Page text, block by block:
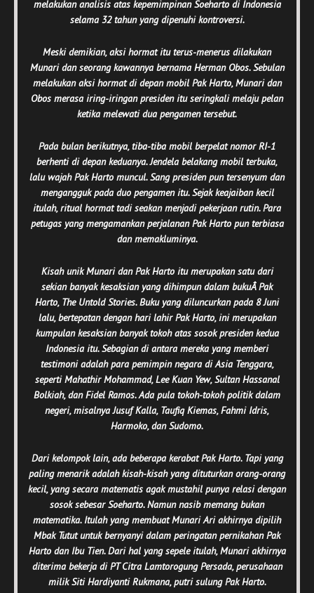
melakukan analisis atas kepemimpinan Soeharto di Indonesia
selama 32 tahun yang dipenuhi kontroversi.
Meski demikian, aksi hormat itu terus-menerus dilakukan
Munari dan seorang kawannya bernama Herman Obos. Sebulan
melakukan aksi hormat di depan mobil Pak Harto, Munari dan
Obos merasa iring-iringan presiden itu seringkali melaju pelan
ketika melewati dua pengamen tersebut.
Pada bulan berikutnya, tiba-tiba mobil berpelat nomor RI-1
berhenti di depan keduanya. Jendela belakang mobil terbuka,
lalu wajah Pak Harto muncul. Sang presiden pun tersenyum dan
mengangguk pada duo pengamen itu. Sejak keajaiban kecil
itulah, ritual hormat tadi seakan menjadi pekerjaan rutin. Para
petugas yang mengamankan perjalanan Pak Harto pun terbiasa
dan memakluminya.
Kisah unik Munari dan Pak Harto itu merupakan satu dari
sekian banyak kesaksian yang dihimpun dalam bukuÂPak
Harto, The Untold Stories. Buku yang diluncurkan pada 8 Juni
lalu, bertepatan dengan hari lahir Pak Harto, ini merupakan
kumpulan kesaksian banyak tokoh atas sosok presiden kedua
Indonesia itu. Sebagian di antara mereka yang memberi
testimoni adalah para pemimpin negara di Asia Tenggara,
seperti Mahathir Mohammad, Lee Kuan Yew, Sultan Hassanal
Bolkiah, dan Fidel Ramos. Ada pula tokoh-tokoh politik dalam
negeri, misalnya Jusuf Kalla, Taufiq Kiemas, Fahmi Idris,
Harmoko, dan Sudomo.
Dari kelompok lain, ada beberapa kerabat Pak Harto. Tapi yang
paling menarik adalah kisah-kisah yang dituturkan orang-orang
kecil, yang secara matematis agak mustahil punya relasi dengan
sosok sebesar Soeharto. Namun nasib memang bukan
matematika. Itulah yang membuat Munari Ari akhirnya dipilih
Mbak Tutut untuk bernyanyi dalam peringatan pernikahan Pak
Harto dan Ibu Tien. Dari hal yang sepele itulah, Munari akhirnya
diterima bekerja di PT Citra Lamtorogung Persada, perusahaan
milik Siti Hardiyanti Rukmana, putri sulung Pak Harto.